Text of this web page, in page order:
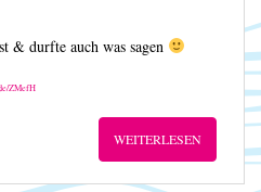
& durfte auch was sagen
ZMefH
WEITERLESEN